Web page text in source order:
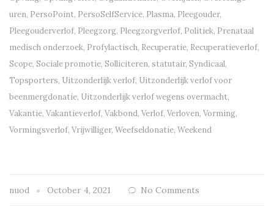
uren, PersoPoint, PersoSelfService, Plasma, Pleegouder,
Pleegouderverlof, Pleegzorg, Pleegzorgverlof, Politiek, Prenataal
medisch onderzoek, Profylactisch, Recuperatie, Recuperatieverlof,
Scope, Sociale promotie, Solliciteren, statutair, Syndicaal,
Topsporters, Uitzonderlijk verlof, Uitzonderlijk verlof voor
beenmergdonatie, Uitzonderlijk verlof wegens overmacht,
Vakantie, Vakantieverlof, Vakbond, Verlof, Verloven, Vorming,
Vormingsverlof, Vrijwilliger, Weefseldonatie, Weekend
nuod October 4, 2021 No Comments